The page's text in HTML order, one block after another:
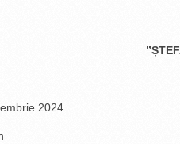
2024